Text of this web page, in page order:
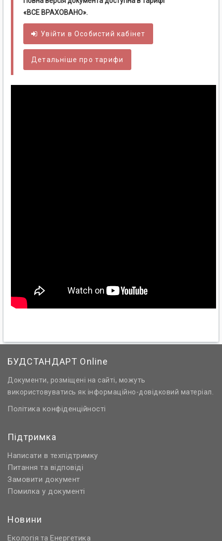
«ВСЕ ВРАХОВАНО».
Увійти вОсобистий кабінет
Детальніше про тарифи
БУДСТАНДАРТ Online
Документи, розміщені на сайті, можуть
використовуватись як інформаційно-довідковий матеріал.
Політика конфіденційності
Підтримка
Написати в техпідтримку
Питання та відповіді
Замовити документ
Помилка у документі
Новини
Екологія та Енергетика